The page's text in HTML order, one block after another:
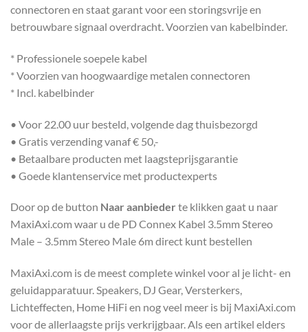
connectoren en staat garant voor een storingsvrije en
betrouwbare signaal overdracht. Voorzien van kabelbinder.
* Professionele soepele kabel
* Voorzien van hoogwaardige metalen connectoren
* Incl. kabelbinder
• Voor 22.00 uur besteld, volgende dag thuisbezorgd
• Gratis verzending vanaf € 50,-
• Betaalbare producten met laagsteprijsgarantie
• Goede klantenservice met productexperts
Door op de button Naar aanbieder te klikken gaat u naar
MaxiAxi.com waar u de PD Connex Kabel 3.5mm Stereo
Male – 3.5mm Stereo Male 6m direct kunt bestellen
MaxiAxi.com is de meest complete winkel voor al je licht- en
geluidapparatuur. Speakers, DJ Gear, Versterkers,
Lichteffecten, Home HiFi en nog veel meer is bij MaxiAxi.com
voor de allerlaagste prijs verkrijgbaar. Als een artikel elders